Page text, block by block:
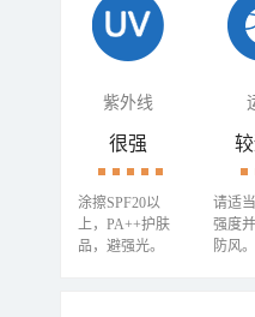
紫外线
很强
涂擦SPF20以
上，PA++护肤
品，避强光。
请适
强度
防风。